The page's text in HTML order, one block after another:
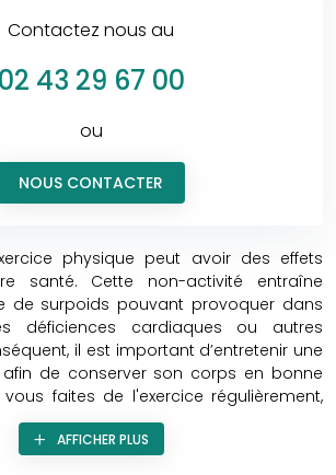
Contactez nous au
02 43 29 67 00
ou
NOUS CONTACTER
physique peut avoir des effets
santé. Cette non-activité entraîne
de surpoids pouvant provoquer dans
déficiences cardiaques ou autres
il est important d’entretenir une
de conserver son corps en bonne
faites de l'exercice régulièrement,
votre espérance de vie. Le sport
laquelle tout le monde peut participer.
AFFICHER PLUS